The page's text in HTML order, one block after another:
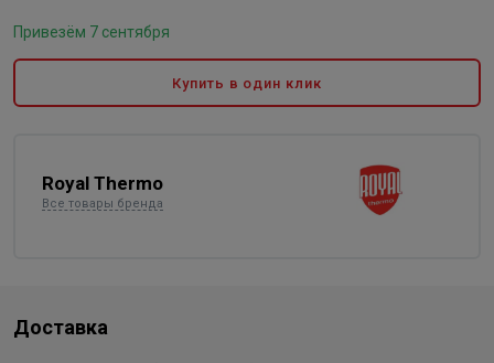
Привезём 7 сентября
Купить в один клик
Royal Thermo
Все товары бренда
Доставка